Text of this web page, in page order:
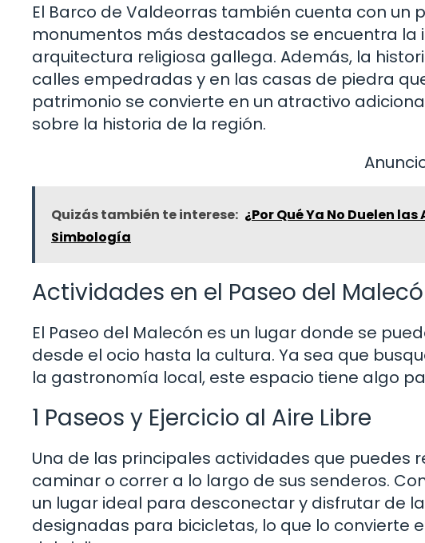
El Barco de Valdeorras también cuenta con un
monumentos más destacados se encuentra la
arquitectura religiosa gallega. Además, la
calles empedradas y en las casas de piedra
patrimonio se convierte en un atractivo
sobre la historia de la región.
Quizás también te interese: ¿Por Qué Ya No Duelen
Simbología
Actividades en el Paseo del
El Paseo del Malecón es un lugar donde se
desde el ocio hasta la cultura. Ya sea que
la gastronomía local, este espacio tiene algo
1 Paseos y Ejercicio al Aire Libre
Una de las principales actividades que puedes
caminar o correr a lo largo de sus senderos.
un lugar ideal para desconectar y disfrutar de
designadas para bicicletas, lo que lo convierte